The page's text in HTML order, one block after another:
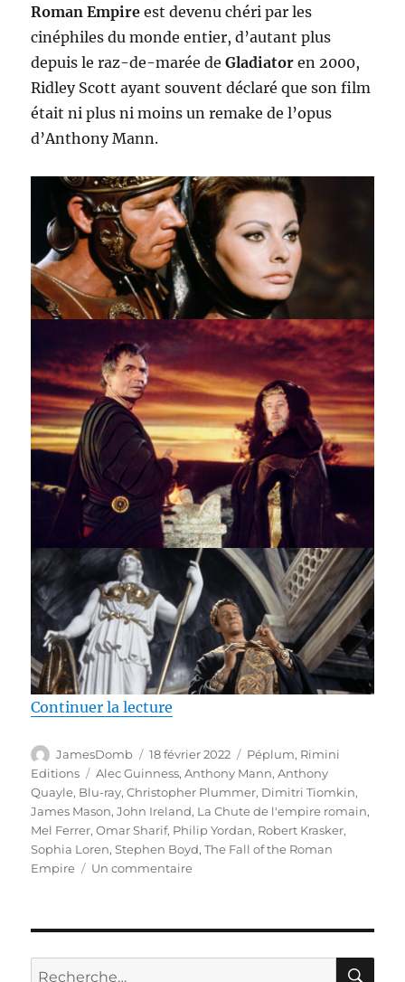
Roman Empire est devenu chéri par les
cinéphiles du monde entier, d’autant plus
depuis le raz-de-marée deGladiator en 2000,
Ridley Scott ayant souvent déclaré que son film
était ni plus ni moins un remake de l’opus
d’Anthony Mann.
Continuer la lecture
Auteur
JamesDomb
Publié
le
18 février 2022 Catégories
Péplum, Rimini
Editions
Étiquettes
Alec Guinness,Anthony Mann,Anthony
Quayle, Blu-ray,Christopher Plummer, Dimitri Tiomkin,
James Mason,John Ireland, La Chute de l'empire romain,
Mel Ferrer,Omar Sharif, Philip Yordan, Robert Krasker,
Sophia Loren,Stephen Boyd,The Fall of the Roman
Empire
Un commentairesur
La
Recherche